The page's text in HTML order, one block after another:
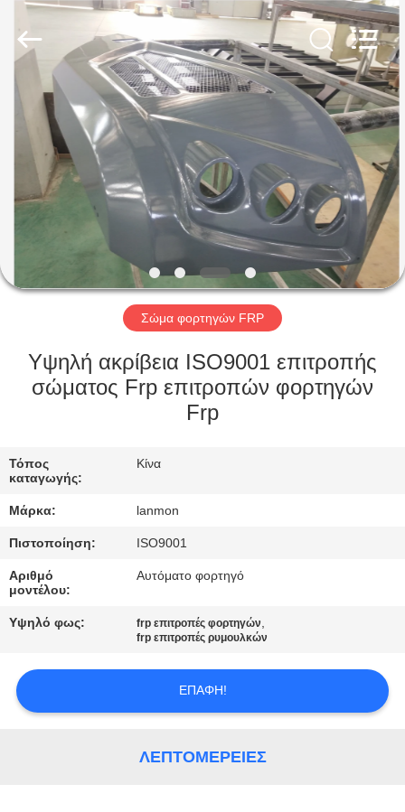
ΣΠΊΤΙ
ΠΡΟΪΌΝΤΑ
ΠΕΡΊΠΟΥ
ΕΜΕΊΣ
ΓΎΡΟΣ
ΕΡΓΟΣΤΑΣΊΩΝ
ΠΟΙΟΤΙΚΌΣ
ΜΑΣ
ΕΛΆΤΕ
ΕΠΑΦΉ
ΜΕ
SITEMAP
Rights
Reserved.
Developed
Σώμα φορτηγών FRP
Υψηλή ακρίβεια ISO9001 επιτροπής
σώματος Frp επιτροπών φορτηγών
Frp
Τόπος
καταγωγής:
Κίνα
Μάρκα: lanmon
Πιστοποίηση: ISO9001
Αριθμό
μοντέλου:
Αυτόματο φορτηγό
Υψηλό φως: frp επιτροπές φορτηγών,
frp επιτροπές ρυμουλκών
ΕΠΑΦΉ!
ΛΕΠΤΟΜΈΡΕΙΕΣ